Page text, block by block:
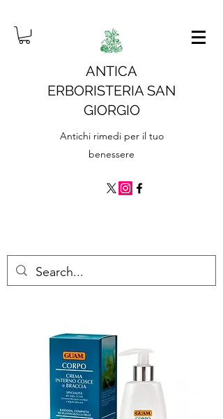
ANTICA
ERBORISTERIA SAN
GIORGIO
Antichi rimedi per il tuo
benessere